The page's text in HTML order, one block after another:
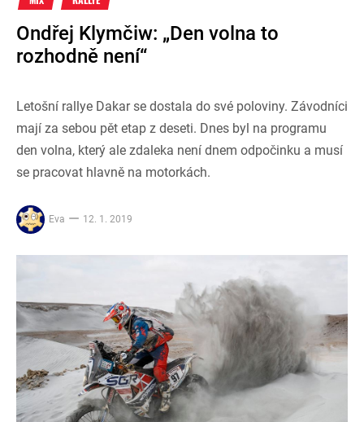
Ondřej Klymčiw: „Den volna to
rozhodně není“
Letošní rallye Dakar se dostala do své poloviny. Závodníci
mají za sebou pět etap z deseti. Dnes byl na programu
den volna, který ale zdaleka není dnem odpočinku a musí
se pracovat hlavně na motorkách.
Eva 12. 1. 2019